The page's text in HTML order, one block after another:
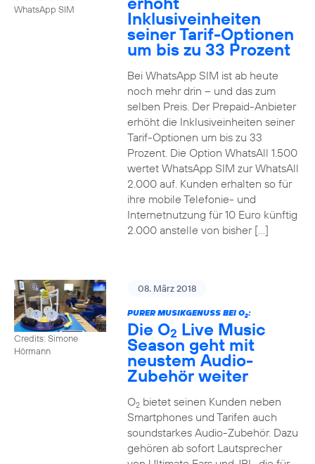
WhatsApp SIM
Inklusiveinheiten
seiner Tarif-Optionen
um bis zu 33 Prozent
Bei WhatsApp SIM ist ab heute
noch mehr drin – und das zum
selben Preis. Der Prepaid-Anbieter
erhöht die Inklusiveinheiten seiner
Tarif-Optionen um bis zu 33
Prozent. Die Option WhatsAll 1.500
wertet WhatsApp SIM zur WhatsAll
2.000 auf. Kunden erhalten so für
ihre mobile Telefonie- und
Internetnutzung für 10 Euro künftig
2.000 anstelle von bisher […]
Credits: Simone
Hörmann
08. März 2018
PURER MUSIKGENUSS BEI O2:
Die O2 Live Music
Season geht mit
neustem Audio-
Zubehör weiter
O2bietet seinen Kunden neben
Smartphones und Tarifen auch
soundstarkes Audio-Zubehör. Dazu
gehören ab sofort Lautsprecher